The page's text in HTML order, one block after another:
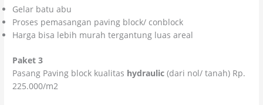
Gelar batu abu
Proses pemasangan paving block/ conblock
Harga bisa lebih murah tergantung luas areal
Paket 3
Pasang Paving block kualitas hydraulic (dari nol/ tanah) Rp.
225.000/m2